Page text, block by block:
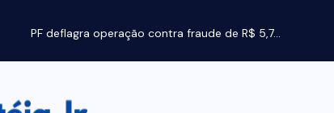
PF deflagra operação contra fraude de R$ 5,7...